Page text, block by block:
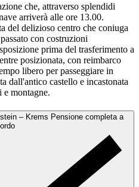
che, attraverso splendidi
arriverà alle ore 13.00.
del delizioso centro che coniuga
con costruzioni
prima del trasferimento a
posizionata, con reimbarco
libero per passeggiare in
dall'antico castello e incastonata
e montagne.
– Krems Pensione completa a